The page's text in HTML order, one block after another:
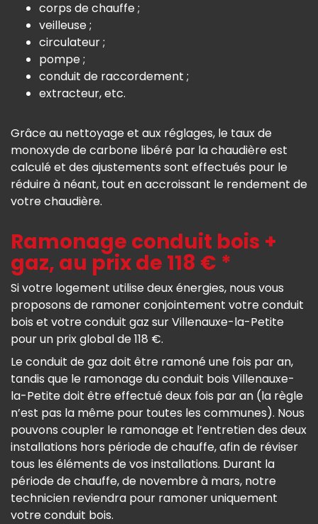
corps de chauffe ;
veilleuse ;
circulateur ;
pompe ;
conduit de raccordement ;
extracteur, etc.
Grâce au nettoyage et aux réglages, le taux de
monoxyde de carbone libéré par la chaudière est
calculé et des ajustements sont effectués pour le
réduire à néant, tout en accroissant le rendement de
votre chaudière.
Ramonage conduit bois +
gaz, au prix de 118 € *
Si votre logement utilise deux énergies, nous vous
proposons de ramoner conjointement votre conduit
bois et votre conduit gaz sur Villenauxe-la-Petite
pour un prix global de 118 €.
Le conduit de gaz doit être ramoné une fois par an,
tandis que le ramonage du conduit bois Villenauxe-
la-Petite doit être effectué deux fois par an (la règle
n’est pas la même pour toutes les communes). Nous
pouvons coupler le ramonage et l’entretien des deux
installations hors période de chauffe, afin de réviser
tous les éléments de vos installations. Durant la
période de chauffe, de novembre à mars, notre
technicien reviendra pour ramoner uniquement
votre conduit bois.